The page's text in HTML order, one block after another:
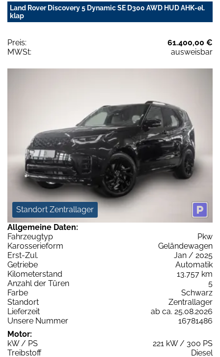
Land Rover Discovery 5 Dynamic SE D300 AWD HUD AHK-el.
klap
Preis:
61.400,00 €
MWSt:
ausweisbar
Standort Zentrallager
Allgemeine Daten:
Fahrzeugtyp
Pkw
Karosserieform
Geländewagen
Erst-Zul.
Jan / 2025
Getriebe
Automatik
Kilometerstand
13.757 km
Anzahl der Türen
5
Farbe
Schwarz
Standort
Zentrallager
Lieferzeit
ab ca. 25.08.2026
Unsere Nummer
16781486
Motor:
kW / PS
221 kW / 300 PS
Treibstoff
Diesel